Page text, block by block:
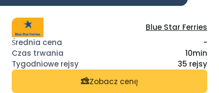
Blue Star Ferries
-
10min
35 rejsy
Zobacz cenę